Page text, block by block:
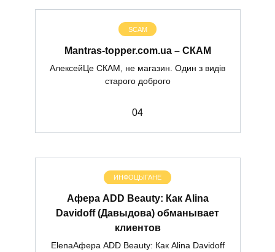
SCAM
Mantras-topper.com.ua – СКАМ
АлексейЦе СКАМ, не магазин. Один з видів
старого доброго
04
ИНФОЦЫГАНЕ
Афера ADD Beauty: Как Alina
Davidoff (Давыдова) обманывает
клиентов
ElenaАфера ADD Beauty: Как Alina Davidoff